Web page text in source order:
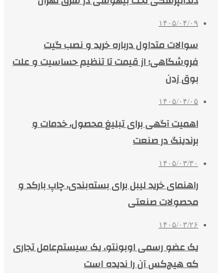
۱۴۰۵/۰۴/۰۹
سوالات متداول درباره خرید و نصب گیت
فروشگاهی؛ از قیمت تا تنظیم حساسیت و علت
بوق زدن
۱۴۰۵/۰۴/۰۵
اهمیت آگهی برای تبلیغ محصول، خدمات و
برندینگ در صنعت
۱۴۰۵/۰۳/۳۰
راهنمای خرید لیبل برای بسته‌بندی، چاپ بارکد و
محصولات صنعتی
۱۴۰۵/۰۳/۲۶
یک عضو رسمی اوبونتو، یک سیستم‌عامل تجاری
که هیچ‌کس آن را ندیده است